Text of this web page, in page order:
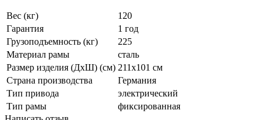
Вес (кг)
120
Гарантия
1 год
Грузоподъемность (кг)
225
Материал рамы
сталь
Размер изделия (ДхШ) (см) 211x101 см
Страна производства
Германия
Тип привода
электрический
Тип рамы
фиксированная